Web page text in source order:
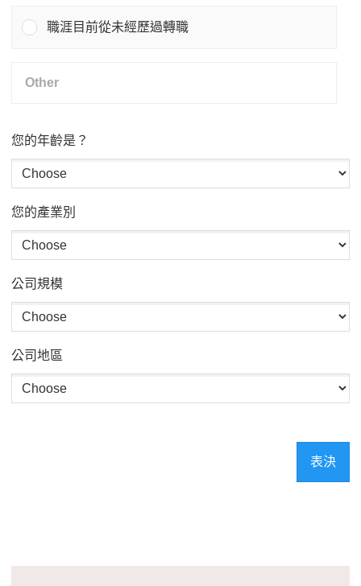
職涯目前從未經歷過轉職
您的年齡是？
您的產業別
公司規模
公司地區
表決